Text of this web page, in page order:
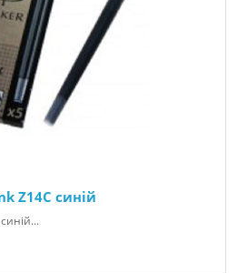
Z14С синій